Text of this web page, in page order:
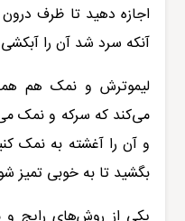
اجازه دهید تا ظرف
آنکه سرد شد آن را
لیموترش و نمک هم
می‌کند که سرکه و نمک
و آن را آغشته به
بگشید تا به خوبی تمیز